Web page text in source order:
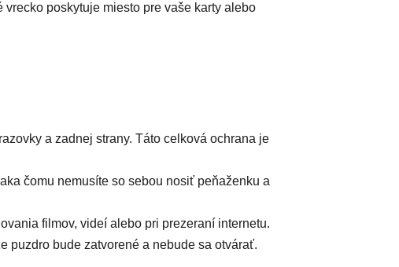
poskytuje miesto pre vaše karty alebo
a zadnej strany. Táto celková ochrana je
čomu nemusíte so sebou nosiť peňaženku a
filmov, videí alebo pri prezeraní internetu.
puzdro bude zatvorené a nebude sa otvárať.